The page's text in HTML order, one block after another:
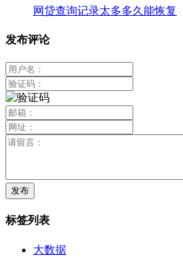
网贷查询记录太多多久能恢复
发布评论
标签列表
大数据